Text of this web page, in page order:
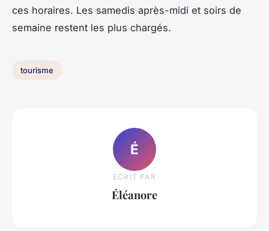
ces horaires. Les samedis après-midi et soirs de
semaine restent les plus chargés.
tourisme
É
ECRIT PAR
Éléanore